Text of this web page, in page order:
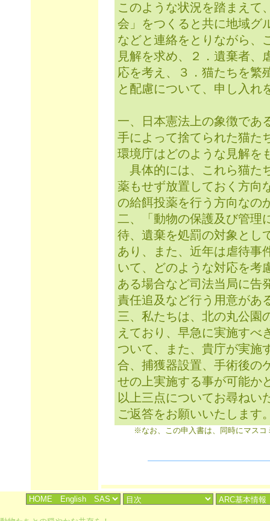
このような状況を踏まえて
会」をつくると共に地域グ
などと連絡をとりながら、
見解を求め、２．遺棄者、
応を考え、３．猫たちを繁
と配慮について、申し入れ
一、日本憲法上の象徴であ
手によって捨てられた猫た
環境庁はどのような見解を
具体的には、これら猫た
薬もせず放置しておく方向
の給餌投薬を行う方向なの
二、「動物の保護及び管理
待、遺棄を処罰の対象とし
あり、また、近年は虐待事
いて、どのような対応を考
ある場合など司法当局に告
責任追及など行う用意があ
三、私たちは、北の丸公園
えており、早急に実施すべ
ついて、また、貴庁が実施
合、捕獲器設置、手術後の
せの上実施する事が可能か
以上三点についてお尋ねい
ご返答をお願いいたします
※なお、この申入書は、同時にマスコ